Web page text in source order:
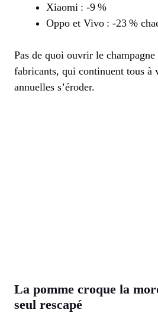
Xiaomi : -9 %
Oppo et Vivo : -23 %
Pas de quoi ouvrir le
fabricants, qui continuent tous à
annuelles s’éroder.
La pomme croque la
seul rescapé